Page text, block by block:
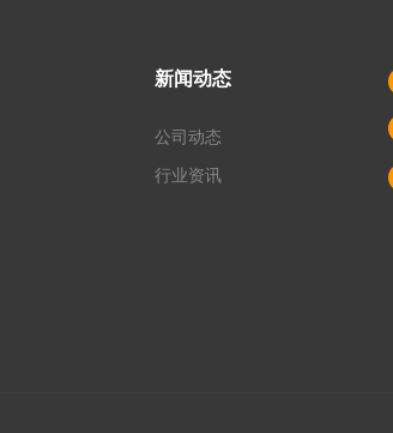
新闻动态
公司动态
行业资讯